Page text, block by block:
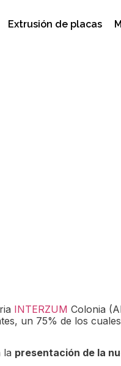
Extrusión de placas
INTERZUM Colonia
un 75% de los
la presentación de la